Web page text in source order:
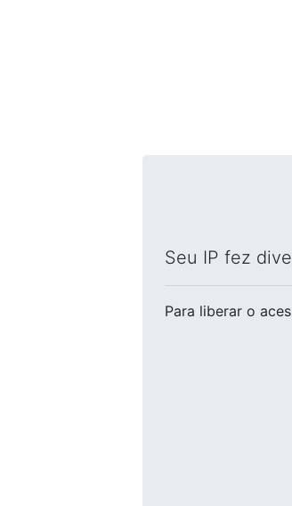
Seu IP fez
Para liberar o